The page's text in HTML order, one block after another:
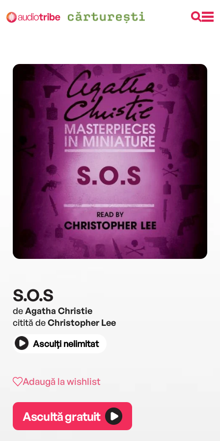
S.O.S
deAgatha Christie
citită deChristopher Lee
Asculți nelimitat
Adaugă la wishlist
Ascultă gratuit